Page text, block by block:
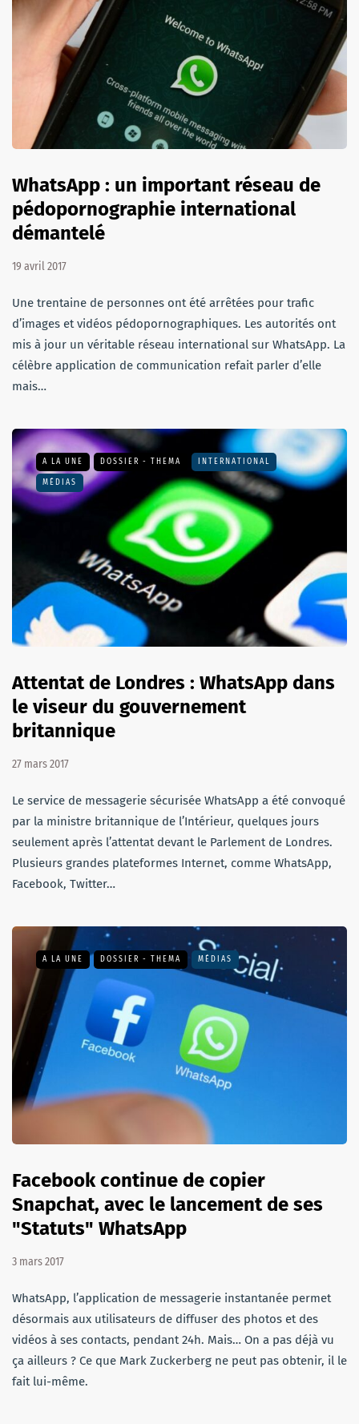
WhatsApp : un important réseau de
pédopornographie international
démantelé
19 avril 2017
Une trentaine de personnes ont été arrêtées pour trafic
d’images et vidéos pédopornographiques. Les autorités ont
mis à jour un véritable réseau international sur WhatsApp. La
célèbre application de communication refait parler d’elle
mais…
A LA UNE DOSSIER - THEMA INTERNATIONAL
MÉDIAS
Attentat de Londres : WhatsApp dans
le viseur du gouvernement
britannique
27 mars 2017
Le service de messagerie sécurisée WhatsApp a été convoqué
par la ministre britannique de l’Intérieur, quelques jours
seulement après l’attentat devant le Parlement de Londres.
Plusieurs grandes plateformes Internet, comme WhatsApp,
Facebook, Twitter…
A LA UNE DOSSIER - THEMA MÉDIAS
Facebook continue de copier
Snapchat, avec le lancement de ses
"Statuts" WhatsApp
3 mars 2017
WhatsApp, l’application de messagerie instantanée permet
désormais aux utilisateurs de diffuser des photos et des
vidéos à ses contacts, pendant 24h. Mais… On a pas déjà vu
ça ailleurs ? Ce que Mark Zuckerberg ne peut pas obtenir, il le
fait lui-même.